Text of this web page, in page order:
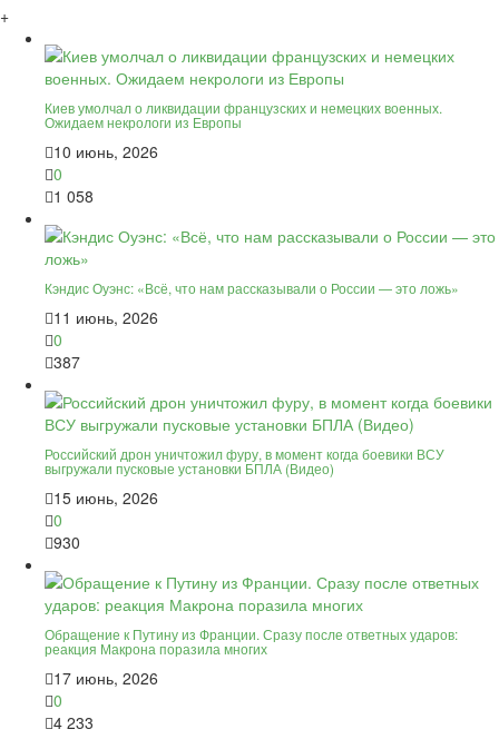
+
Киев умолчал о ликвидации французских и немецких военных.
Ожидаем некрологи из Европы
10 июнь, 2026
0
1 058
Кэндис Оуэнс: «Всё, что нам рассказывали о России — это ложь»
11 июнь, 2026
0
387
Российский дрон уничтожил фуру, в момент когда боевики ВСУ
выгружали пусковые установки БПЛА (Видео)
15 июнь, 2026
0
930
Обращение к Путину из Франции. Сразу после ответных ударов:
реакция Макрона поразила многих
17 июнь, 2026
0
4 233